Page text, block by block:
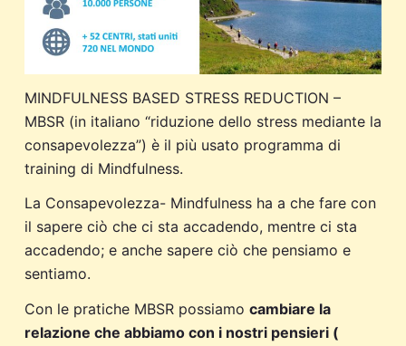
MINDFULNESS BASED STRESS REDUCTION –
MBSR (in italiano “riduzione dello stress mediante la
consapevolezza”) è il più usato programma di
training di Mindfulness.
La Consapevolezza- Mindfulness ha a che fare con
il sapere ciò che ci sta accadendo, mentre ci sta
accadendo; e anche sapere ciò che pensiamo e
sentiamo.
Con le pratiche MBSR possiamo cambiare la
relazione che abbiamo con i nostri pensieri (